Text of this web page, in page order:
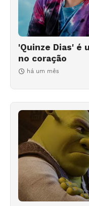
'Quinze Dias' é
no coração
há um mês